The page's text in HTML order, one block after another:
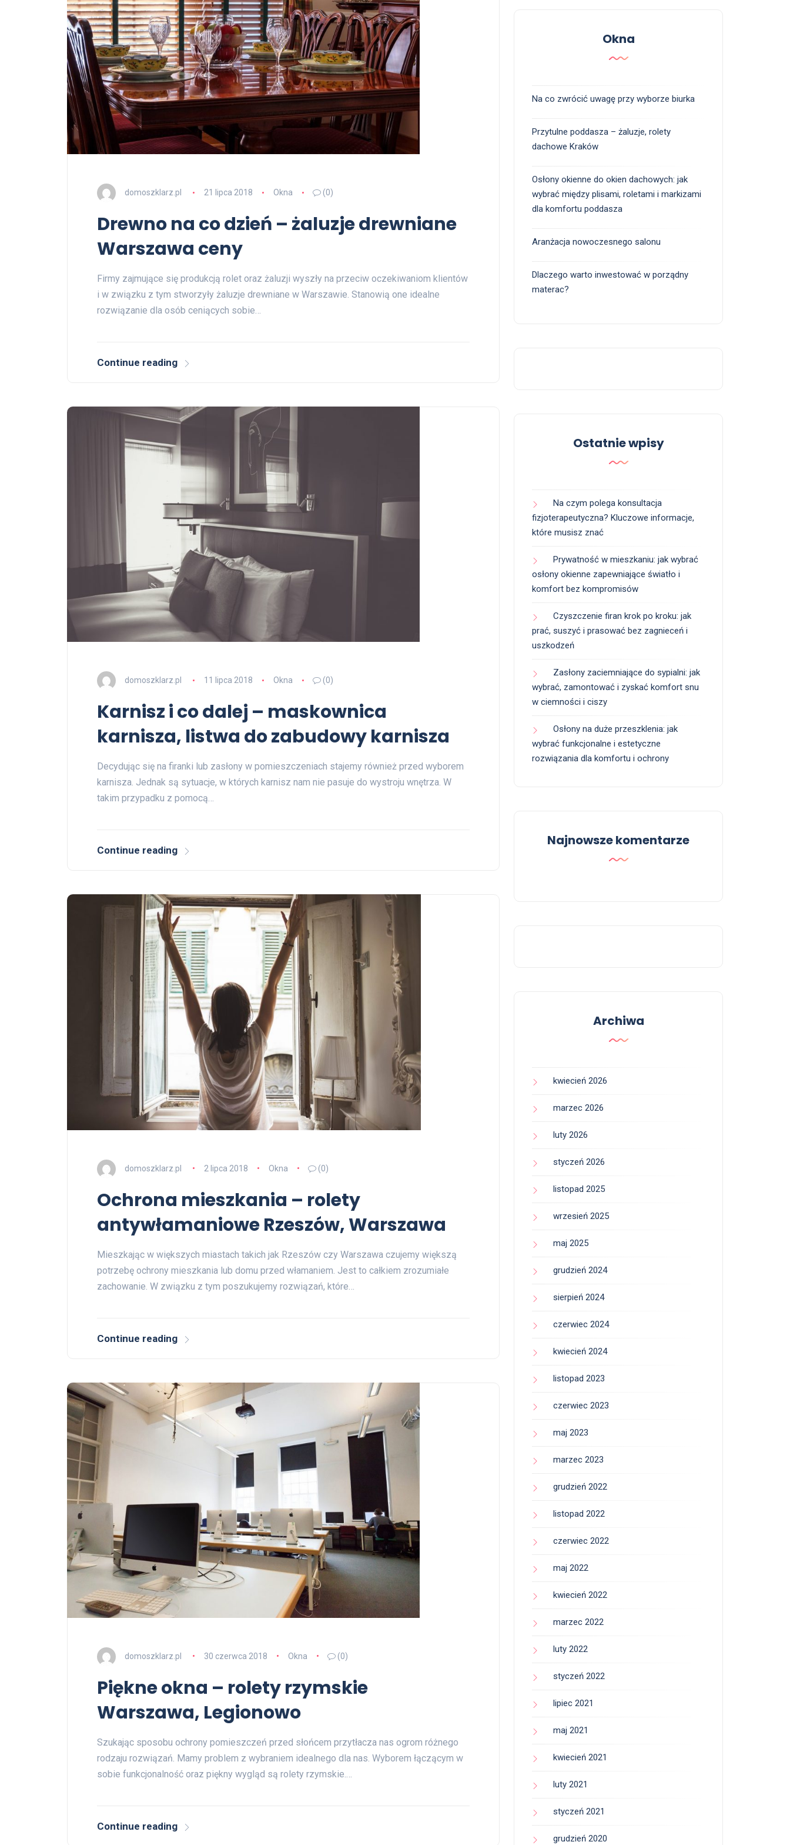
domoszklarz.pl 21 lipca 2018 Okna (0)
Drewno na co dzień – żaluzje drewniane
Warszawa ceny
Firmy zajmujące się produkcją rolet oraz żaluzji wyszły na przeciw oczekiwaniom klientów
i w związku z tym stworzyły żaluzje drewniane w Warszawie. Stanowią one idealne
rozwiązanie dla osób ceniących sobie…
Continue reading
domoszklarz.pl 11 lipca 2018 Okna (0)
Karnisz i co dalej – maskownica
karnisza, listwa do zabudowy karnisza
Decydując się na firanki lub zasłony w pomieszczeniach stajemy również przed wyborem
karnisza. Jednak są sytuacje, w których karnisz nam nie pasuje do wystroju wnętrza. W
takim przypadku z pomocą…
Continue reading
domoszklarz.pl 2 lipca 2018 Okna (0)
Ochrona mieszkania – rolety
antywłamaniowe Rzeszów, Warszawa
Mieszkając w większych miastach takich jak Rzeszów czy Warszawa czujemy większą
potrzebę ochrony mieszkania lub domu przed włamaniem. Jest to całkiem zrozumiałe
zachowanie. W związku z tym poszukujemy rozwiązań, które…
Continue reading
domoszklarz.pl 30 czerwca 2018 Okna (0)
Piękne okna – rolety rzymskie
Warszawa, Legionowo
Szukając sposobu ochrony pomieszczeń przed słońcem przytłacza nas ogrom różnego
rodzaju rozwiązań. Mamy problem z wybraniem idealnego dla nas. Wyborem łączącym w
sobie funkcjonalność oraz piękny wygląd są rolety rzymskie.…
Continue reading
Okna
Na co zwrócić uwagę przy wyborze biurka
Przytulne poddasza – żaluzje, rolety
dachowe Kraków
Osłony okienne do okien dachowych: jak
wybrać między plisami, roletami i markizami
dla komfortu poddasza
Aranżacja nowoczesnego salonu
Dlaczego warto inwestować w porządny
materac?
Ostatnie wpisy
Na czym polega konsultacja
fizjoterapeutyczna? Kluczowe informacje,
które musisz znać
Prywatność w mieszkaniu: jak wybrać
osłony okienne zapewniające światło i
komfort bez kompromisów
Czyszczenie firan krok po kroku: jak
prać, suszyć i prasować bez zagnieceń i
uszkodzeń
Zasłony zaciemniające do sypialni: jak
wybrać, zamontować i zyskać komfort snu
w ciemności i ciszy
Osłony na duże przeszklenia: jak
wybrać funkcjonalne i estetyczne
rozwiązania dla komfortu i ochrony
Najnowsze komentarze
Archiwa
kwiecień 2026
marzec 2026
luty 2026
styczeń 2026
listopad 2025
wrzesień 2025
maj 2025
grudzień 2024
sierpień 2024
czerwiec 2024
kwiecień 2024
listopad 2023
czerwiec 2023
maj 2023
marzec 2023
grudzień 2022
listopad 2022
czerwiec 2022
maj 2022
kwiecień 2022
marzec 2022
luty 2022
styczeń 2022
lipiec 2021
maj 2021
kwiecień 2021
luty 2021
styczeń 2021
grudzień 2020